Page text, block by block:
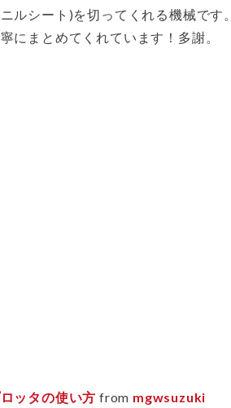
ルシート)を切ってくれる機械で
にまとめてくれています！多謝。
ッタの使い方 from mgwsuzuki